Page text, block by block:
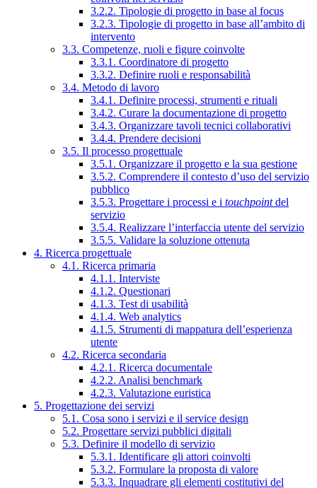
3.2.2. Tipologie di progetto in base al focus
3.2.3. Tipologie di progetto in base all’ambito di
intervento
3.3. Competenze, ruoli e figure coinvolte
3.3.1. Coordinatore di progetto
3.3.2. Definire ruoli e responsabilità
3.4. Metodo di lavoro
3.4.1. Definire processi, strumenti e rituali
3.4.2. Curare la documentazione di progetto
3.4.3. Organizzare tavoli tecnici collaborativi
3.4.4. Prendere decisioni
3.5. Il processo progettuale
3.5.1. Organizzare il progetto e la sua gestione
3.5.2. Comprendere il contesto d’uso del servizio
pubblico
3.5.3. Progettare i processi e i touchpointdel
servizio
3.5.4. Realizzare l’interfaccia utente del servizio
3.5.5. Validare la soluzione ottenuta
4. Ricerca progettuale
4.1. Ricerca primaria
4.1.1. Interviste
4.1.2. Questionari
4.1.3. Test di usabilità
4.1.4. Web analytics
4.1.5. Strumenti di mappatura dell’esperienza
utente
4.2. Ricerca secondaria
4.2.1. Ricerca documentale
4.2.2. Analisi benchmark
4.2.3. Valutazione euristica
5. Progettazione dei servizi
5.1. Cosa sono i servizi e il service design
5.2. Progettare servizi pubblici digitali
5.3. Definire il modello di servizio
5.3.1. Identificare gli attori coinvolti
5.3.2. Formulare la proposta di valore
5.3.3. Inquadrare gli elementi costitutivi del